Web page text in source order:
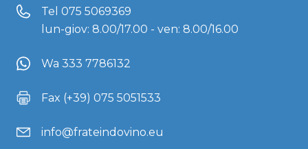
Tel 075 5069369
lun-giov: 8.00/17.00 - ven: 8.00/16.00
Wa 333 7786132
Fax (+39) 075 5051533
info@frateindovino.eu